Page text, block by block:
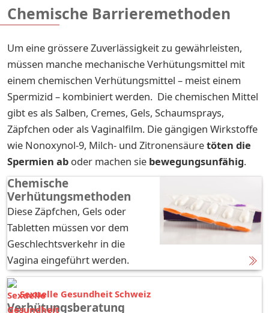
Chemische Barrieremethoden
Um eine grössere Zuverlässigkeit zu gewährleisten,
müssen manche mechanische Verhütungsmittel mit
einem chemischen Verhütungsmittel – meist einem
Spermizid – kombiniert werden. Die chemischen Mittel
gibt es als Salben, Cremes, Gels, Schaumsprays,
Zäpfchen oder als Vaginalfilm. Die gängigen Wirkstoffe
wie Nonoxynol-9, Milch- und Zitronensäuretöten die
Spermien ab oder machen sie bewegungsunfähig.
Chemische
Verhütungsmethoden
Diese Zäpfchen, Gels oder
Tabletten müssen vor dem
Geschlechtsverkehr in die
Vagina eingeführt werden.
Sexuelle Gesundheit Schweiz
Verhütungsberatung